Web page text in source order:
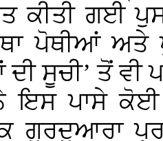
ਕੀਤੀ ਗਈ
ਪੋਥੀਆਂ ਅਤੇ
ਦੀ ਸੂਚੀ’ ਤੋਂ
ਇਸ ਪਾਸੇ ਕੋਈ
ਗੁਰਦੁਆਰਾ